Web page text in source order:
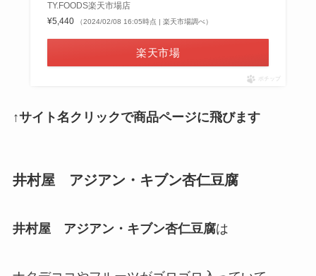
TY.FOODS楽天市場店
¥5,440
（2024/02/08 16:05時点 | 楽天市場調べ）
楽天市場
ポチップ
↑サイト名クリックで商品ページに飛びます
井村屋 アジアン・キブン杏仁豆腐
井村屋 アジアン・キブン杏仁豆腐は